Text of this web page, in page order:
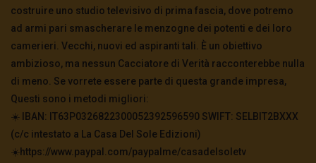
costruire uno studio televisivo di prima fascia, dove potremo
ad armi pari smascherare le menzogne dei potenti e dei loro
camerieri. Vecchi, nuovi ed aspiranti tali. È un obiettivo
ambizioso, ma nessun Cacciatore di Verità racconterebbe nulla
di meno. Se vorrete essere parte di questa grande impresa,
Questi sono i metodi migliori:
☀️ IBAN: IT63P0326822300052392596590 SWIFT: SELBIT2BXXX
(c/c intestato a La Casa Del Sole Edizioni)
☀️https://www.paypal.com/paypalme/casadelsoletv